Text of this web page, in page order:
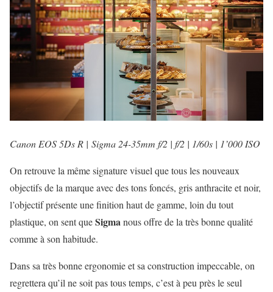
Canon EOS 5Ds R | Sigma 24-35mm f/2 | f/2 | 1/60s | 1’000 ISO
On retrouve la même signature visuel que tous les nouveaux
objectifs de la marque avec des tons foncés, gris anthracite et noir,
l’objectif présente une finition haut de gamme, loin du tout
plastique, on sent queSigmanous offre de la très bonne qualité
comme à son habitude.
Dans sa très bonne ergonomie et sa construction impeccable, on
regrettera qu’il ne soit pas tous temps, c’est à peu près le seul